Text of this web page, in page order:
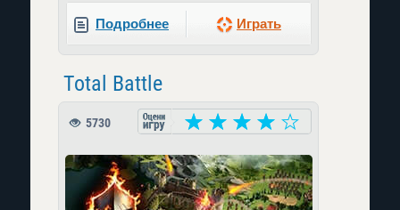
Подробнее Играть
Total Battle
5730